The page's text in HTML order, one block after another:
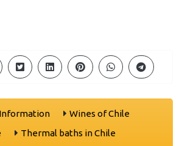
Wines of Chile
Thermal baths in Chile